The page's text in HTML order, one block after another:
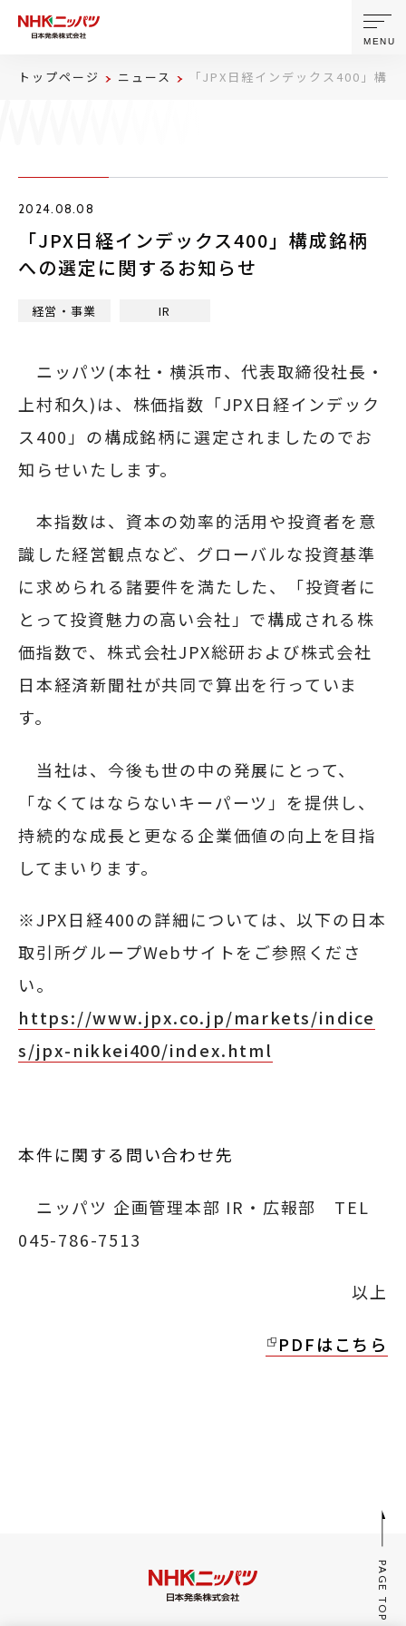
お問い合わせ
製品・技術
ニュース
株主・投資家情報
MENU
トップページ ニュース 「JPX日経インデックス400」構
2024.08.08
「JPX日経インデックス400」構成銘柄
への選定に関するお知らせ
経営・事業 IR
ニッパツ(本社・横浜市、代表取締役社長・
上村和久)は、株価指数「JPX日経インデック
ス400」の構成銘柄に選定されましたのでお
知らせいたします。
本指数は、資本の効率的活用や投資者を意
識した経営観点など、グローバルな投資基準
に求められる諸要件を満たした、「投資者に
とって投資魅力の高い会社」で構成される株
価指数で、株式会社JPX総研および株式会社
日本経済新聞社が共同で算出を行っていま
す。
当社は、今後も世の中の発展にとって、
「なくてはならないキーパーツ」を提供し、
持続的な成長と更なる企業価値の向上を目指
してまいります。
※JPX日経400の詳細については、以下の日本
取引所グループWebサイトをご参照くださ
い。
https://www.jpx.co.jp/markets/indice
s/jpx-nikkei400/index.html
本件に関する問い合わせ先
ニッパツ 企画管理本部 IR・広報部 TEL
045-786-7513
以上
PDFはこちら
PAGE TOP